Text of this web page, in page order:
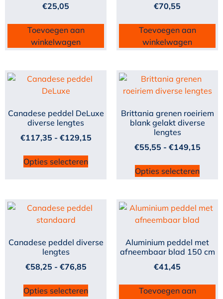
€25,05
Toevoegen aan
winkelwagen
€70,55
Toevoegen aan
winkelwagen
Canadese peddel DeLuxe
diverse lengtes
€117,35 - €129,15
Opties selecteren
Brittania grenen roeiriem
blank gelakt diverse
lengtes
€55,55 - €149,15
Opties selecteren
Canadese peddel diverse
lengtes
€58,25 - €76,85
Opties selecteren
Aluminium peddel met
afneembaar blad 150 cm
€41,45
Toevoegen aan